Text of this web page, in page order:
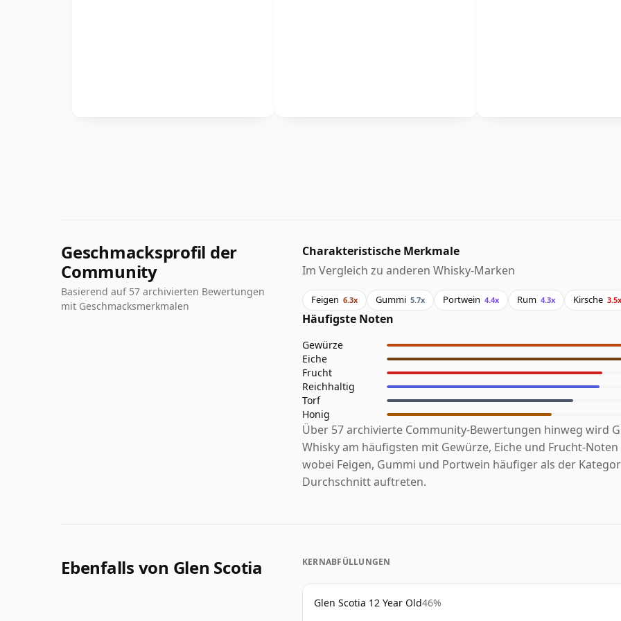
Geschmacksprofil der
Community
Basierend auf 57 archivierten Bewertungen
mit Geschmacksmerkmalen
Charakteristische Merkmale
Im Vergleich zu anderen Whisky-Marken
Feigen 6.3x Gummi 5.7x Portwein 4.4x Rum 4.3x Kirsche 3.5x
Häufigste Noten
Gewürze
Eiche
Frucht
Reichhaltig
Torf
Honig
Über 57 archivierte Community-Bewertungen hinweg wird
Whisky am häufigsten mit Gewürze, Eiche und Frucht-
wobei Feigen, Gummi und Portwein häufiger als der
Durchschnitt auftreten.
Ebenfalls von Glen Scotia KERNABFÜLLUNGEN
Glen Scotia 12 Year Old46%